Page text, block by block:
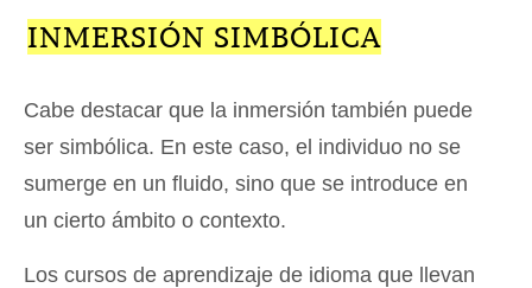
INMERSIÓN SIMBÓLICA
Cabe destacar que la inmersión también puede
ser simbólica. En este caso, el individuo no se
sumerge en un fluido, sino que se introduce en
un cierto ámbito o contexto.
Los cursos de aprendizaje de idioma que llevan